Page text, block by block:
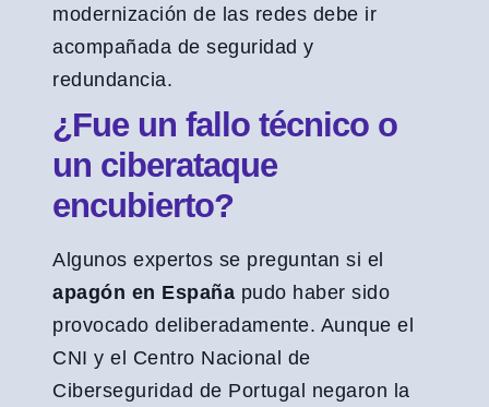
modernización de las redes debe ir
acompañada de seguridad y
redundancia.
¿Fue un fallo técnico o
un ciberataque
encubierto?
Algunos expertos se preguntan si el
apagón en España pudo haber sido
provocado deliberadamente. Aunque el
CNI y el Centro Nacional de
Ciberseguridad de Portugal negaron la